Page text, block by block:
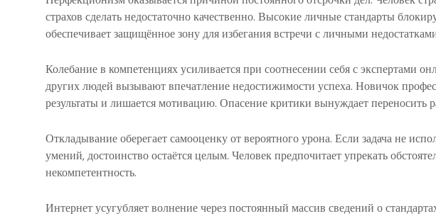
страхов сделать недостаточно качественно. Высокие личные стандарты
обеспечивает защищённое зону для избегания встречи с личными
Колебание в компетенциях усиливается при соотнесении себя с экспертами
других людей вызывают впечатление недостижимости успеха. Новичок
результаты и лишается мотивацию. Опасение критики вынуждает переносить
Откладывание оберегает самооценку от вероятного урона. Если задача не
умений, достоинство остаётся целым. Человек предпочитает упрекать
некомпетентность.
Интернет усугубляет волнение через постоянный массив сведений о